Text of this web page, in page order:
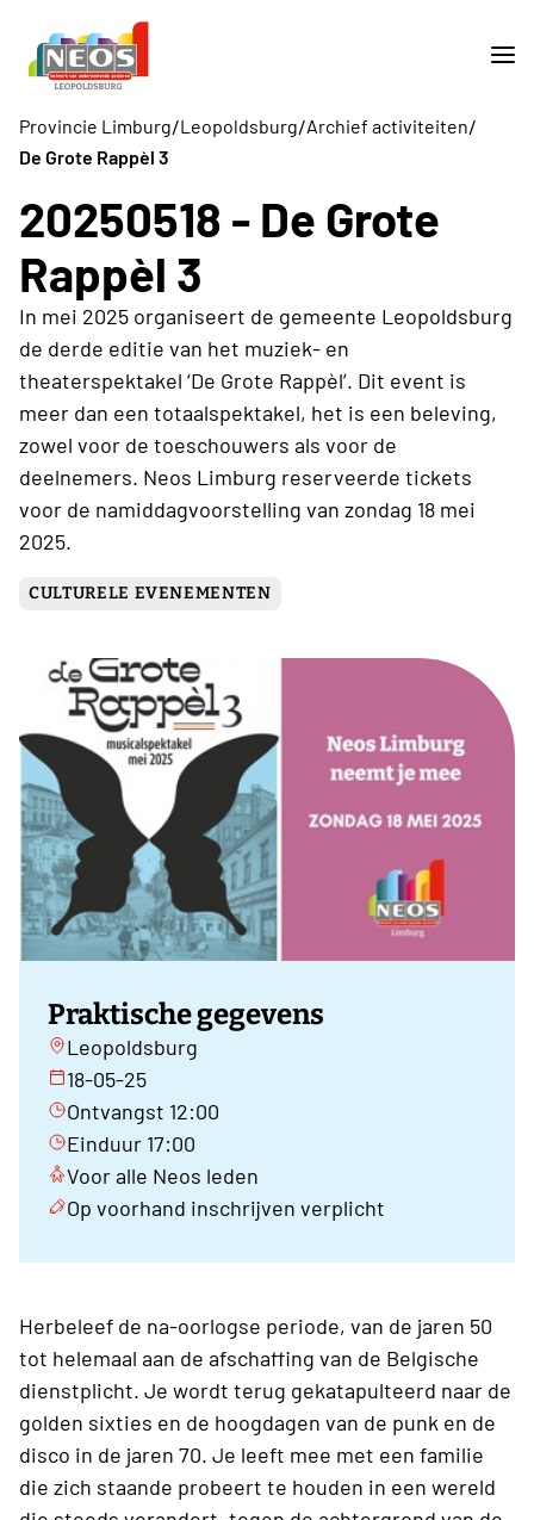
Provincie Limburg/Leopoldsburg/Archief activiteiten/
De Grote Rappèl 3
20250518 - De Grote
Rappèl 3
In mei 2025 organiseert de gemeente Leopoldsburg
de derde editie van het muziek- en
theaterspektakel ‘De Grote Rappèl’. Dit event is
meer dan een totaalspektakel, het is een beleving,
zowel voor de toeschouwers als voor de
deelnemers. Neos Limburg reserveerde tickets
voor de namiddagvoorstelling van zondag 18 mei
2025.
CULTURELE EVENEMENTEN
Praktische gegevens
Leopoldsburg
18-05-25
Ontvangst 12:00
Einduur 17:00
Voor alle Neos leden
Op voorhand inschrijven verplicht
Herbeleef de na-oorlogse periode, van de jaren 50
tot helemaal aan de afschaffing van de Belgische
dienstplicht. Je wordt terug gekatapulteerd naar de
golden sixties en de hoogdagen van de punk en de
disco in de jaren 70. Je leeft mee met een familie
die zich staande probeert te houden in een wereld